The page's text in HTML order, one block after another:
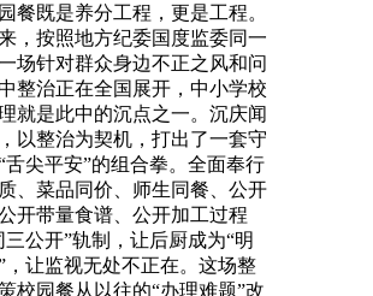
既是养分工程，更是工程。
，按照地方纪委国度监委同一
场针对群众身边不正之风和问
整治正在全国展开，中小学校
就是此中的沉点之一。沉庆闻
以整治为契机，打出了一套守
舌尖平安”的组合拳。全面奉行
、菜品同价、师生同餐、公开
开带量食谱、公开加工过程
三公开”轨制，让后厨成为“明
，让监视无处不正在。这场整
校园餐从以往的“办理难题”改